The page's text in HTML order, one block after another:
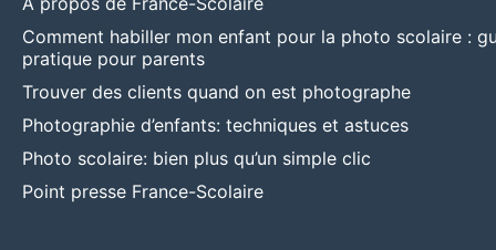
Comment habiller mon enfant pour la photo scolaire :
pratique pour parents
Trouver des clients quand on est photographe
Photographie d’enfants: techniques et astuces
Photo scolaire: bien plus qu’un simple clic
Point presse France-Scolaire